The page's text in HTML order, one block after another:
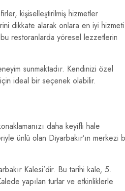
kişiselleştirilmiş hizmetler
dikkate alarak onlara en iyi hizmeti
restoranlarda yöresel lezzetlerin
sunmaktadır. Kendinizi özel
ideal bir seçenek olabilir.
daha keyifli hale
ünlü olan Diyarbakır’ın merkezi
Kalesi’dir. Bu tarihi kale, 5.
yapılan turlar ve etkinliklerle